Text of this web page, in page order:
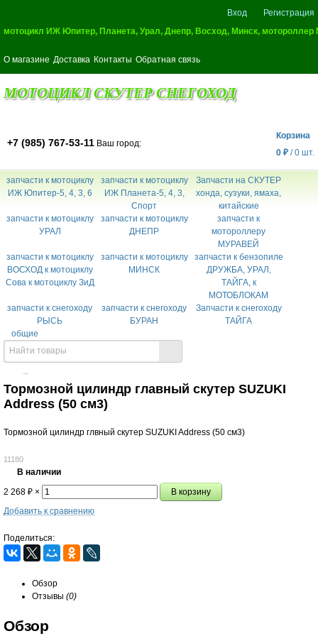
Вход
Регистрация
мотоцикл ИЖ Юпитер, Планета, Урал, Днепр, Восход, Минск,
О магазине Доставка Контакты Обратная связь
МОТОЦИКЛ СКУТЕР СНЕГОХОД
+7 (985) 767-53-11 Ваш город:
Корзина
0 ₽ /0 шт.
запчасти к мотоциклу
ИЖ Юпитер-5, 4, 3, 6
запчасти к мотоциклу
ИЖ Планета-5, 4, 3,
Спорт
Запчасти на СКУТЕР
хонда, сузуки, ямаха,
китайские
запчасти к мотоциклу
УРАЛ
запчасти к мотоциклу
ДНЕПР
запчасти к
мотороллеру
МУРАВЕЙ
запчасти к мотоциклу
ВОСХОД к мотоциклу
Сова к мотоциклу ЗиД
запчасти к мотоциклу
МИНСК
запчасти к бензопиле
ДРУЖБА, УРАЛ,
ТАЙГА, к
МОТОБЛОКАМ
запчасти к снегоходу
РЫСЬ
запчасти к снегоходу
БУРАН
Запчасти к снегоходу
ТАЙГА
общие
→
Тормозной цилиндр главный скутер SUZUKI
Address (50 см3)
Тормозной цилиндр глвный скутер SUZUKI Address (50 см3)
11180
В наличии
2 268 ₽ ×
Добавить к сравнению
Поделиться:
Обзор
Отзывы (0)
Обзор